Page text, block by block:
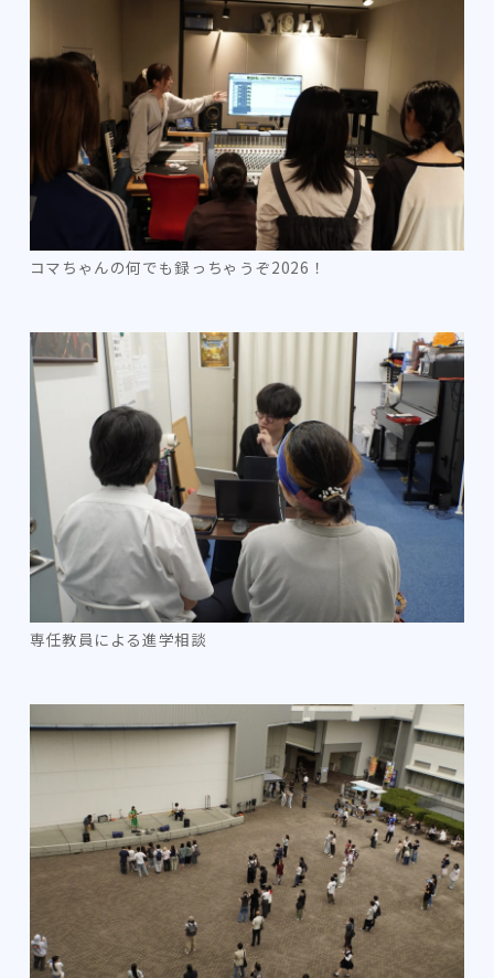
コマちゃんの何でも録っちゃうぞ2026！
専任教員による進学相談